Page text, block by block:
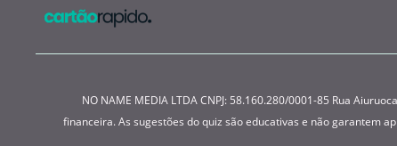
NO NAME MEDIA LTDA CNPJ: 58.160.280/0001-85 Rua
financeira. As sugestões do quiz são educativas e não garantem